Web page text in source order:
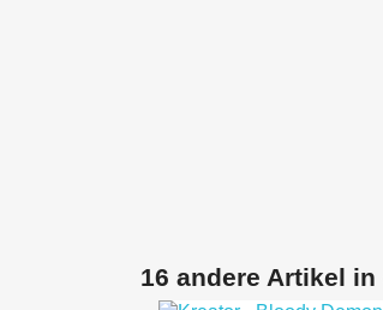
16 andere Artikel